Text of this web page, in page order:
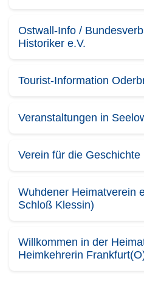
Ostwall-Info /
Historiker e.V.
Tourist-Information
Veranstaltungen in
Verein für die Geschichte
Wuhdener Heimatverein
Schloß Klessin)
Willkommen in der
Heimkehrerin